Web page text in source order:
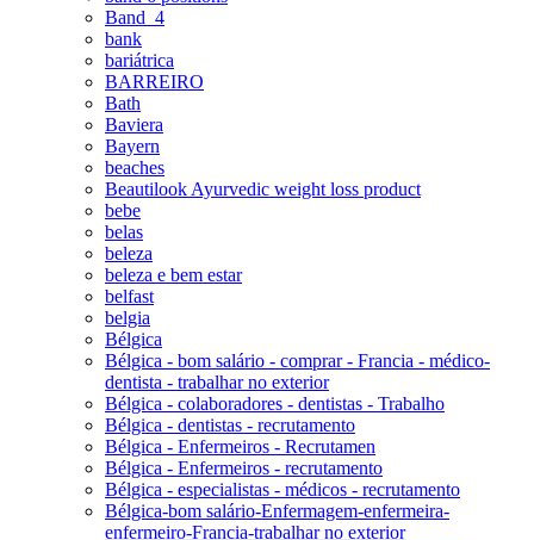
Band_4
bank
bariátrica
BARREIRO
Bath
Baviera
Bayern
beaches
Beautilook Ayurvedic weight loss product
bebe
belas
beleza
beleza e bem estar
belfast
belgia
Bélgica
Bélgica - bom salário - comprar - Francia - médico-
dentista - trabalhar no exterior
Bélgica - colaboradores - dentistas - Trabalho
Bélgica - dentistas - recrutamento
Bélgica - Enfermeiros - Recrutamen
Bélgica - Enfermeiros - recrutamento
Bélgica - especialistas - médicos - recrutamento
Bélgica-bom salário-Enfermagem-enfermeira-
enfermeiro-Francia-trabalhar no exterior